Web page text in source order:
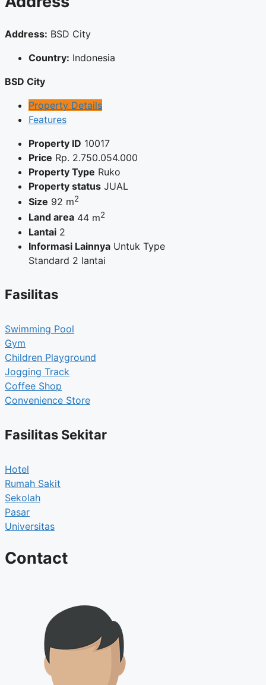
Address: BSD City
Country: Indonesia
BSD City
Property Details
Features
Property ID 10017
Price Rp. 2.750.054.000
Property Type Ruko
Property status JUAL
Size 92 m2
Land area 44 m2
Lantai 2
Informasi Lainnya Untuk Type
Standard 2 lantai
Fasilitas
Swimming Pool
Gym
Children Playground
Jogging Track
Coffee Shop
Convenience Store
Fasilitas Sekitar
Hotel
Rumah Sakit
Sekolah
Pasar
Universitas
Contact